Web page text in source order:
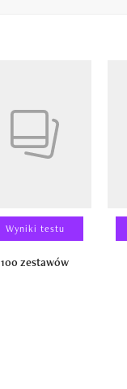
Wyniki testu
100 zestawów